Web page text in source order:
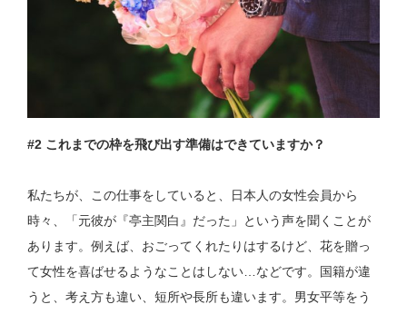
#2 これまでの枠を飛び出す準備はできていますか？
私たちが、この仕事をしていると、日本人の女性会員から
時々、「元彼が『亭主関白』だった」という声を聞くことが
あります。例えば、おごってくれたりはするけど、花を贈っ
て女性を喜ばせるようなことはしない…などです。国籍が違
うと、考え方も違い、短所や長所も違います。男女平等をう